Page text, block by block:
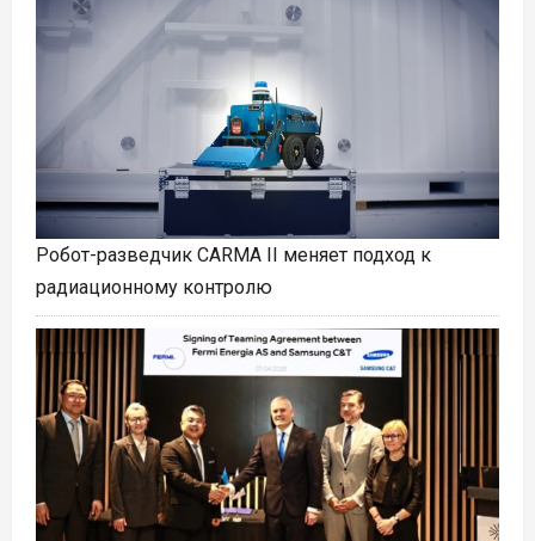
Робот-разведчик CARMA II меняет подход к
радиационному контролю